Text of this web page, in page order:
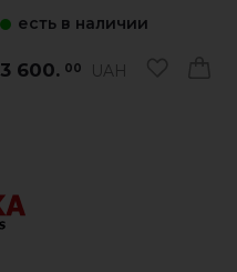
есть в наличии
3 600. 00 UAH